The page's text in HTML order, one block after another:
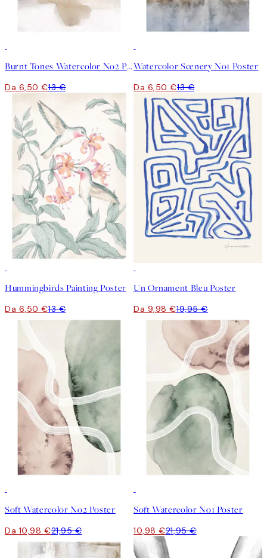
Burnt Tones Watercolor No2 Poster
Da 6,50 €13 €
Watercolor Scenery No1 Poster
Da 6,50 €13 €
Hummingbirds Painting Poster
Da 6,50 €13 €
Un Ornament Bleu Poster
Da 9,98 €19,95 €
Soft Watercolor No2 Poster
Da 10,98 €21,95 €
Soft Watercolor No1 Poster
10,98 €21,95 €